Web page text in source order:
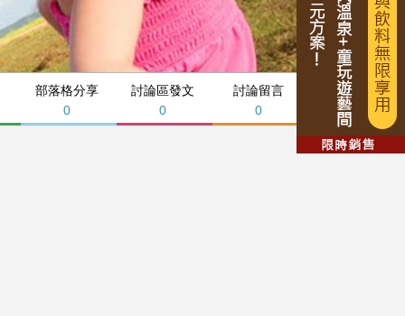
部落格分享
0
討論區發文
0
討論留言
0